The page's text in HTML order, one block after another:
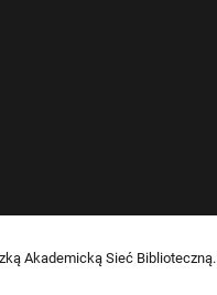
Akademicką Sieć Biblioteczną.